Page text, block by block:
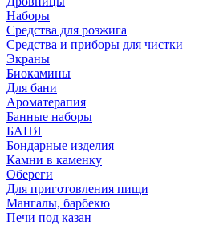
Наборы
Средства для розжига
Средства и приборы для чистки
Экраны
Биокамины
Для бани
Ароматерапия
Банные наборы
БАНЯ
Бондарные изделия
Камни в каменку
Обереги
Для приготовления пищи
Мангалы, барбекю
Печи под казан